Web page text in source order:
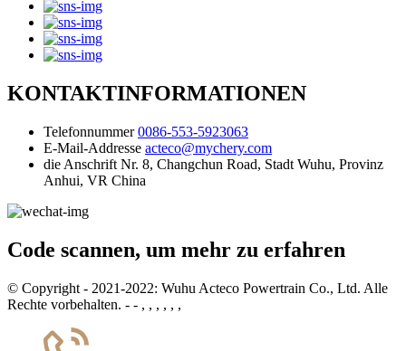
KONTAKTINFORMATIONEN
Telefonnummer 0086-553-5923063
E-Mail-Addresse acteco@mychery.com
die Anschrift Nr. 8, Changchun Road, Stadt Wuhu, Provinz
Anhui, VR China
Code scannen, um mehr zu erfahren
© Copyright - 2021-2022: Wuhu Acteco Powertrain Co., Ltd. Alle
Rechte vorbehalten. - - , , , , , ,